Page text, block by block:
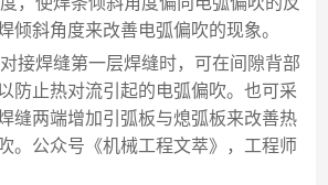
倾斜角度来改善电弧偏吹的现象。
接焊缝第一层焊缝时，可在间隙背部
防止热对流引起的电弧偏吹。也可采
缝两端增加引弧板与熄弧板来改善热
。公众号《机械工程文萃》，工程师